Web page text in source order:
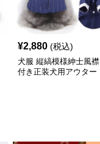
¥2,880 (税込)
犬服 縦縞模様紳士風襟
付き正装犬用アウター